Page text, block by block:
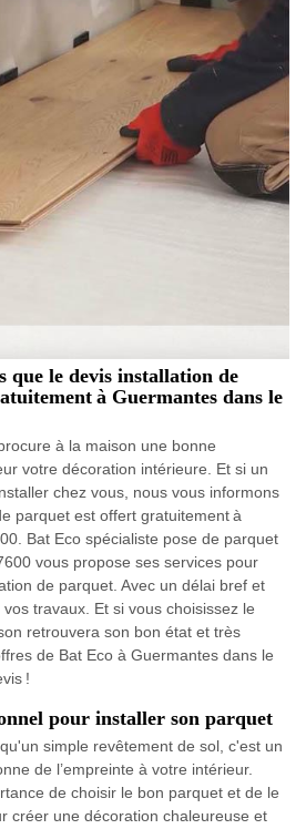
que le devis installation de
à Guermantes dans le
à la maison une bonne
votre décoration intérieure. Et si un
chez vous, nous vous informons
parquet est offert gratuitement à
Bat Eco spécialiste pose de parquet
vous propose ses services pour
de parquet. Avec un délai bref et
travaux. Et si vous choisissez le
retrouvera son bon état et très
de Bat Eco à Guermantes dans le
!
pour installer son parquet
simple revêtement de sol, c'est un
de l’empreinte à votre intérieur.
de choisir le bon parquet et de le
créer une décoration chaleureuse et